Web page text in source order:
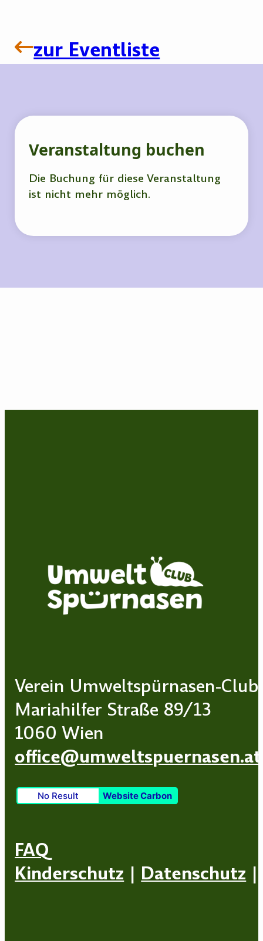
zur Eventliste
Veranstaltung buchen
Die Buchung für diese Veranstaltung
ist nicht mehr möglich.
Verein Umweltspürnasen-Club
Mariahilfer Straße 89/13
1060 Wien
office@umweltspuernasen.at
No Result Website Carbon
FAQ
Kinderschutz | Datenschutz |